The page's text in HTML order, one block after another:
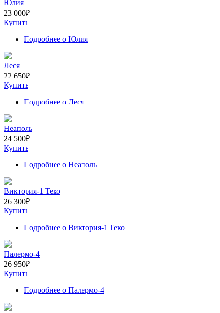
Юлия
23 000₽
Купить
Подробнее о Юлия
Леся
22 650₽
Купить
Подробнее о Леся
Неаполь
24 500₽
Купить
Подробнее о Неаполь
Виктория-1 Теко
26 300₽
Купить
Подробнее о Виктория-1 Теко
Палермо-4
26 950₽
Купить
Подробнее о Палермо-4